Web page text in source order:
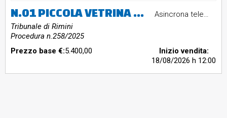
N.01 PICCOLA VETRINA DA ESPOSIZIONE CON 2 SPORTELLI IN VETRO E 2 SPORTELLI PICCOLI IN LEGNO N.01 MOBILE BASSO IN LEGNO CON 2 ANTE E 2 CASSETTI N.01 MOBILE VETRINA DA SOGGIORNO ANGOLI CURVI 4 ANTE IN VETRO E 4 ANTE PICCOLE IN LEGNO N.01 PIANO FORTE A CODA IN RADICA DI NOCE MARCA WELTAUSSTELLUNG 1873 N.01 VETRINA A 3 ANTE IN VETRO IN NOCE N.01 TAVOLINO BASSO DA SALOTTO CON PIANO IN VETRO E STRUTTURA IN LEGNO N.01 COMO’ IN LEGNO NOCE CON PIANO SCRIVANIA CON 3 CASSETTI, 2 CASSETTINI E 2
Tribunale di Rimini
Procedura n.258/2025
Asincrona telematica
Prezzo base €:5.400,00
Inizio vendita:
18/08/2026h 12:00